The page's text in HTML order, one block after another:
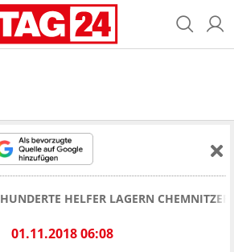
HUNDERTE HELFER LAGERN
01.11.2018 06:08